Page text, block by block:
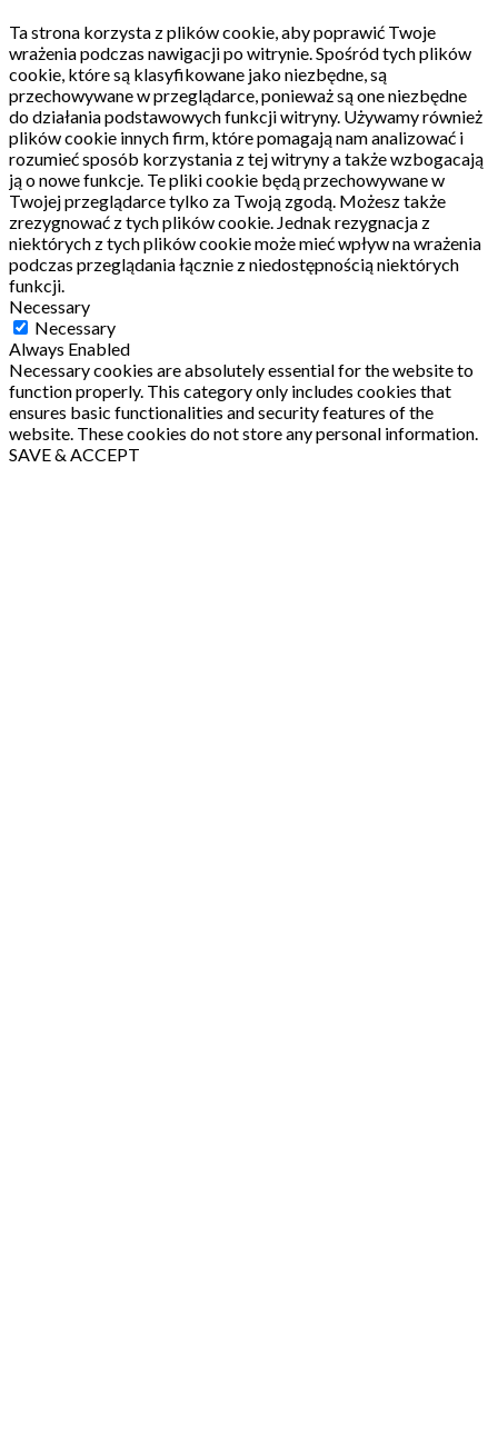
Ta strona korzysta z plików cookie, aby poprawić Twoje
wrażenia podczas nawigacji po witrynie.Spośród tych plików
cookie, które są klasyfikowane jako niezbędne, są
przechowywane w przeglądarce, ponieważ są one niezbędne
do działania podstawowych funkcji witryny. Używamy również
plików cookie innych firm, które pomagają nam analizować i
rozumieć sposób korzystania z tej witryny a także wzbogacają
ją o nowe funkcje. Te pliki cookie będą przechowywane w
Twojej przeglądarce tylko za Twoją zgodą. Możesz także
zrezygnować z tych plików cookie. Jednak rezygnacja z
niektórych z tych plików cookie może mieć wpływ na wrażenia
podczas przeglądania łącznie z niedostępnością niektórych
funkcji.
Necessary
Necessary
Always Enabled
Necessary cookies are absolutely essential for the website to
function properly. This category only includes cookies that
ensures basic functionalities and security features of the
website. These cookies do not store any personal information.
SAVE & ACCEPT